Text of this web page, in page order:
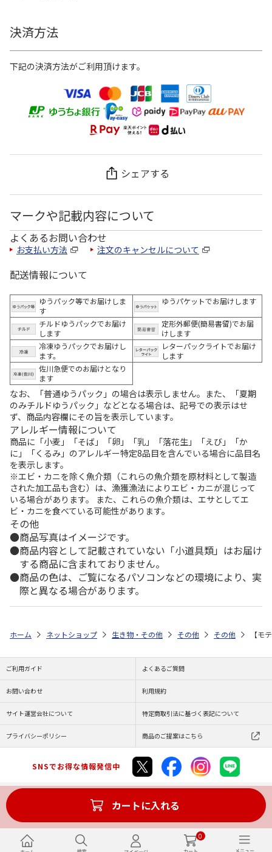
0
決済方法
下記の決済方法がご利用頂けます。
シェアする
マークや記載内容について
よくあるお問い合わせ
お支払い方法 注文のキャンセルについて
配送情報について
ゆうパック等でお届けしま
す
ゆうパケットでお届けします
チルドゆうパックでお届け
します
定形外郵便(簡易書留)でお届
けします
冷凍ゆうパックでお届けし
ます。
レターパックライトでお届け
します
佐川急便でのお届けとなり
ます
なお、「普通ゆうパック」の場合は表示しません。また、「夏期
のみチルドゆうパック」などとなる場合は、記号での表示はせ
ず、商品内容欄にその旨を表示しています。
アレルギー情報について
商品に「小麦」「そば」「卵」「乳」「落花生」「えび」「か
に」「くるみ」のアレルギー特定8品目を含んでいる場合に品目名
を表示します。
※エビ・カニを除く魚介類（これらの魚介類を原材料として製造
された加工品も含む）は、漁獲漁法によりエビ・カニが混じって
いる場合があります。 また、これらの魚介類は、エサとしてエ
ビ・カニを食べている可能性があります。
その他
商品写真はイメージです。
商品内容として記載されていない「小道具類」はお届け
する商品に含まれておりません。
商品の色は、ご覧になるパソコンなどの環境により、実
際と異なる場合があります。
カートに入れる
ホーム ネットショップ 生き物・その他 その他 その他 【モ
ご利用ガイド よくあるご質問
お問い合わせ 利用規約
サイト運営会社について 特定商取引法に基づく表記について
プライバシーポリシー 商品のご提案はこちら
SNSでお得な情報発信中